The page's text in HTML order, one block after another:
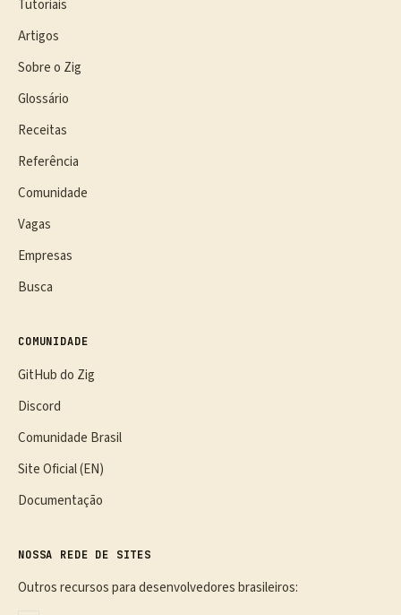
Tutoriais
Artigos
Sobre o Zig
Glossário
Receitas
Referência
Comunidade
Vagas
Empresas
Busca
COMUNIDADE
GitHub do Zig
Discord
Comunidade Brasil
Site Oficial (EN)
Documentação
NOSSA REDE DE SITES
Outros recursos para desenvolvedores brasileiros: